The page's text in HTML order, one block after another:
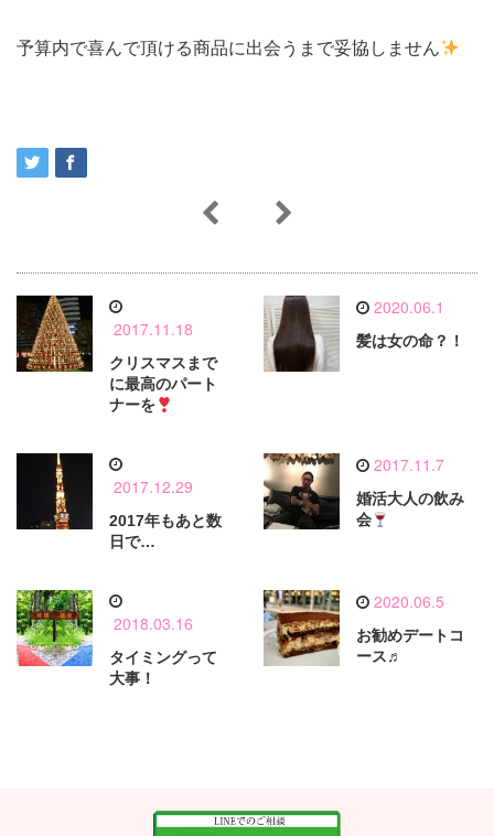
予算内で喜んで頂ける商品に出会うまで妥協しません
2017.11.18
クリスマスまで
に最高のパート
ナーを
2020.06.1
髪は女の命？！
2017.12.29
2017年もあと数
日で…
2017.11.7
婚活大人の飲み
会
2018.03.16
タイミングって
大事！
2020.06.5
お勧めデートコ
ース♬